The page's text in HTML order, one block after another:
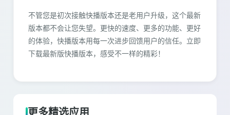
不管您是初次接触快播版本还是老用户升级，这个最新
版本都不会让您失望。更快的速度、更多的功能、更好
的体验，快播版本用每一次进步回馈用户的信任。立即
下载最新版快播版本，感受不一样的精彩！
更多精选应用